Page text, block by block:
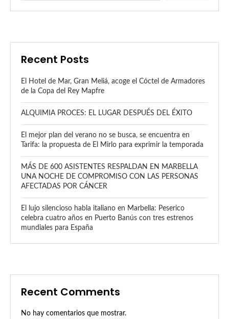
Recent Posts
El Hotel de Mar, Gran Meliá, acoge el Cóctel de Armadores
de la Copa del Rey Mapfre
ALQUIMIA PROCES: EL LUGAR DESPUÉS DEL ÉXITO
El mejor plan del verano no se busca, se encuentra en
Tarifa: la propuesta de El Mirlo para exprimir la temporada
MÁS DE 600 ASISTENTES RESPALDAN EN MARBELLA
UNA NOCHE DE COMPROMISO CON LAS PERSONAS
AFECTADAS POR CÁNCER
El lujo silencioso habla italiano en Marbella: Peserico
celebra cuatro años en Puerto Banús con tres estrenos
mundiales para España
Recent Comments
No hay comentarios que mostrar.